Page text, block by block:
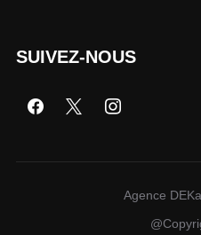
SUIVEZ-NOUS
Agence